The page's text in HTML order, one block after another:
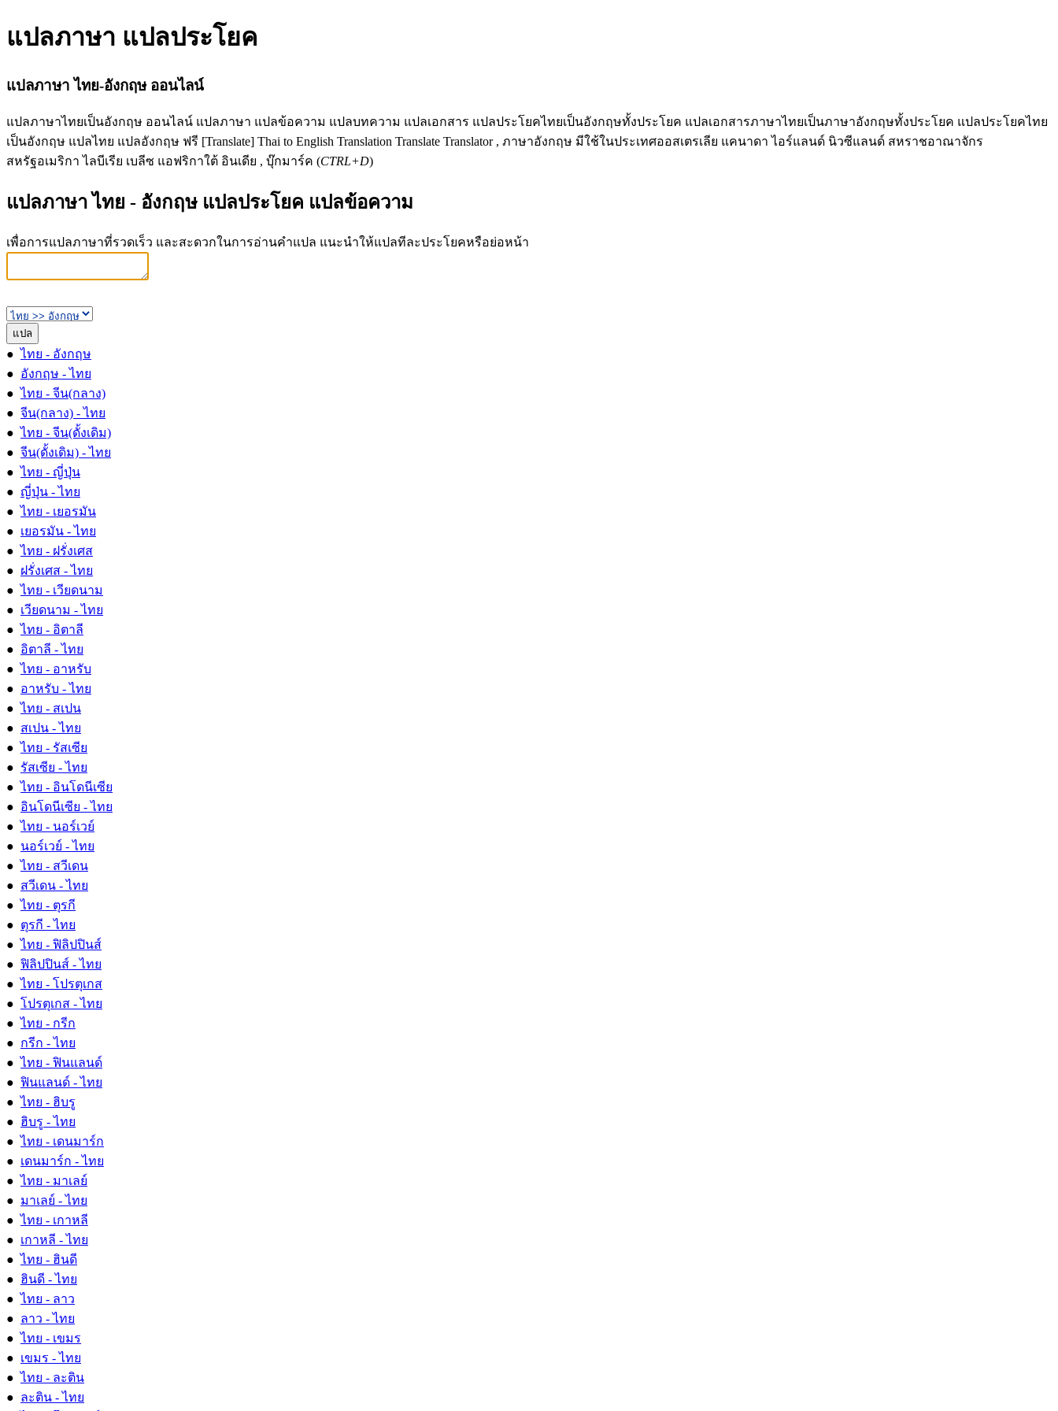
แปลภาษา แปลประโยค
แปลภาษา ไทย-อังกฤษ ออนไลน์
แปลภาษาไทยเป็นอังกฤษ ออนไลน์ แปลภาษา แปลข้อความ แปลบทความ แปลเอกสาร แปลประโยคไทยเป็นอังกฤษทั้งประโยค แปลเอกสารภาษาไทยเป็นภาษาอังกฤษทั้งประโยค แปลประโยคไทย
เป็นอังกฤษ แปลไทย แปลอังกฤษ ฟรี [Translate] Thai to English Translation Translate Translator , ภาษาอังกฤษ มีใช้ในประเทศออสเตรเลีย แคนาดา ไอร์แลนด์ นิวซีแลนด์ สหราชอาณาจักร
สหรัฐอเมริกา ไลบีเรีย เบลีซ แอฟริกาใต้ อินเดีย , บุ๊กมาร์ค (CTRL+D)
แปลภาษา ไทย - อังกฤษ แปลประโยค แปลข้อความ
เพื่อการแปลภาษาที่รวดเร็ว และสะดวกในการอ่านคำแปล แนะนำให้แปลทีละประโยคหรือย่อหน้า
●ไทย - อังกฤษ
● อังกฤษ - ไทย
●ไทย - จีน(กลาง)
● จีน(กลาง) - ไทย
●ไทย - จีน(ดั้งเดิม)
● จีน(ดั้งเดิม) - ไทย
●ไทย - ญี่ปุ่น
● ญี่ปุ่น - ไทย
●ไทย - เยอรมัน
● เยอรมัน - ไทย
●ไทย - ฝรั่งเศส
● ฝรั่งเศส - ไทย
●ไทย - เวียดนาม
● เวียดนาม - ไทย
●ไทย - อิตาลี
● อิตาลี - ไทย
●ไทย - อาหรับ
● อาหรับ - ไทย
●ไทย - สเปน
● สเปน - ไทย
●ไทย - รัสเซีย
● รัสเซีย - ไทย
●ไทย - อินโดนีเซีย
● อินโดนีเซีย - ไทย
●ไทย - นอร์เวย์
● นอร์เวย์ - ไทย
●ไทย - สวีเดน
● สวีเดน - ไทย
●ไทย - ตุรกี
● ตุรกี - ไทย
●ไทย - ฟิลิปปินส์
● ฟิลิปปินส์ - ไทย
●ไทย - โปรตุเกส
● โปรตุเกส - ไทย
●ไทย - กรีก
● กรีก - ไทย
●ไทย - ฟินแลนด์
● ฟินแลนด์ - ไทย
●ไทย - ฮิบรู
● ฮิบรู - ไทย
●ไทย - เดนมาร์ก
● เดนมาร์ก - ไทย
●ไทย - มาเลย์
● มาเลย์ - ไทย
●ไทย - เกาหลี
● เกาหลี - ไทย
●ไทย - ฮินดี
● ฮินดี - ไทย
●ไทย - ลาว
● ลาว - ไทย
●ไทย - เขมร
● เขมร - ไทย
●ไทย - ละติน
● ละติน - ไทย